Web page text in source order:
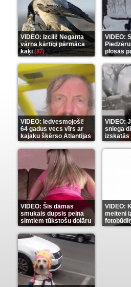
VIDEO: Izcili! Neganta
vārna kārtīgi pārmāca
kaķi(37)
VIDEO:
plosās
VIDEO: Iedvesmojoši!
64 gadus vecs vīrs ar
kajaku šķērso Atlantijas
okeānu(5)
VIDEO:
sniega
izskatās
(6)
VIDEO: Šīs dāmas
smukais dupsis pelna
simtiem tūkstošu dolāru
(9)
VIDEO:
meiteni